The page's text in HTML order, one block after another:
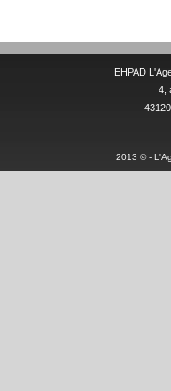
EHPAD
4,
2013 © -